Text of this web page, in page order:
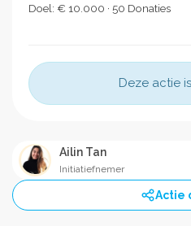
Doel: € 10.000 · 50 Donaties
Deze actie
Ailin Tan
Initiatiefnemer
Actie